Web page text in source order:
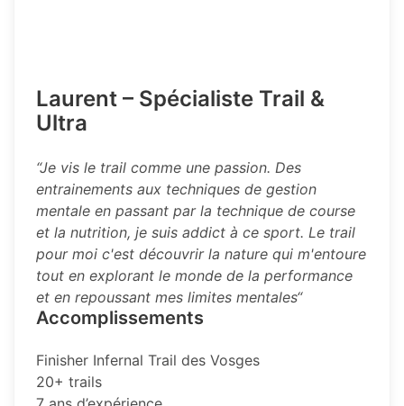
Laurent – Spécialiste Trail &
Ultra
“Je vis le trail comme une passion. Des
entrainements aux techniques de gestion
mentale en passant par la technique de course
et la nutrition, je suis addict à ce sport. Le trail
pour moi c'est découvrir la nature qui m'entoure
tout en explorant le monde de la performance
et en repoussant mes limites mentales“
Accomplissements
Finisher Infernal Trail des Vosges
20+ trails